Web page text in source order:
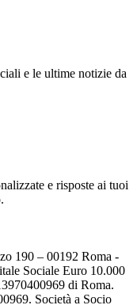
e le ultime notizie da
e risposte ai tuoi
190 – 00192 Roma -
Sociale Euro 10.000
di Roma.
Società a Socio